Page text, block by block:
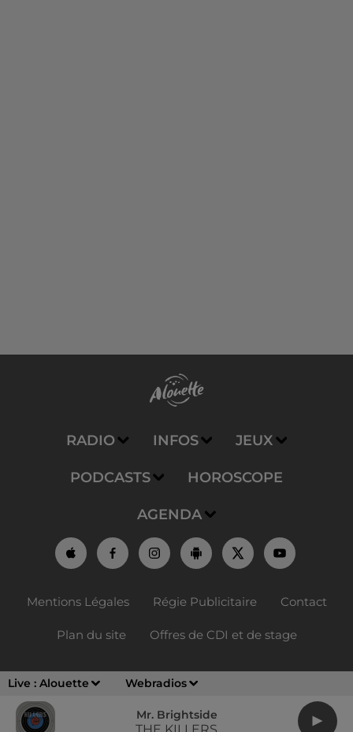
Live : Alouette Webradios
Mr. Brightside
THE KILLERS
RADIO INFOS JEUX
PODCASTS HOROSCOPE
AGENDA
Mentions Légales Régie Publicitaire Contact
Plan du site Offres de CDI et de stage